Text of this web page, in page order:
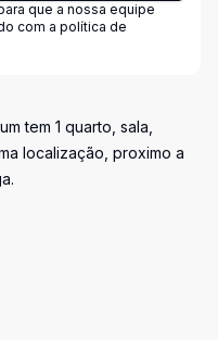
que a nossa equipe
com a política de
tem 1 quarto, sala,
localização, proximo a